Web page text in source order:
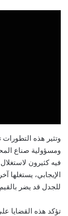
وتثير هذه
ومسؤولية صناع
فيه كثيرون
الإيجابي،
للجدل قد يضر
تؤكد هذه القضايا